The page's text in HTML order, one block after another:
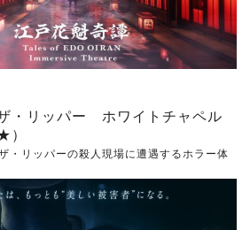
ザ・リッパー ホワイトチャペル
）
・リッパーの殺人現場に遭遇するホラー体